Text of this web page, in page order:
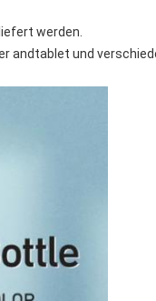
werden.
andtablet und